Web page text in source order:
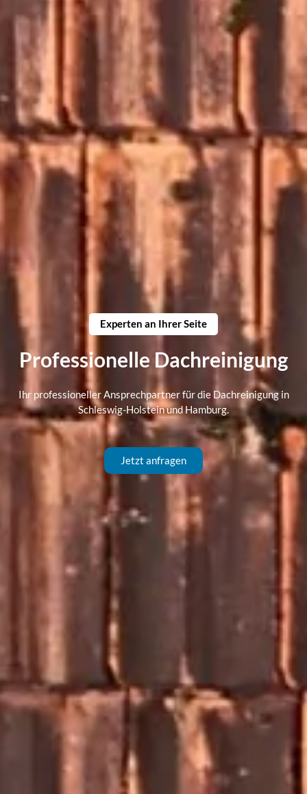
Experten an Ihrer Seite
Professionelle Dachreinigung
Ihr professioneller Ansprechpartner für die Dachreinigung in
Schleswig-Holstein und Hamburg.
Jetzt anfragen